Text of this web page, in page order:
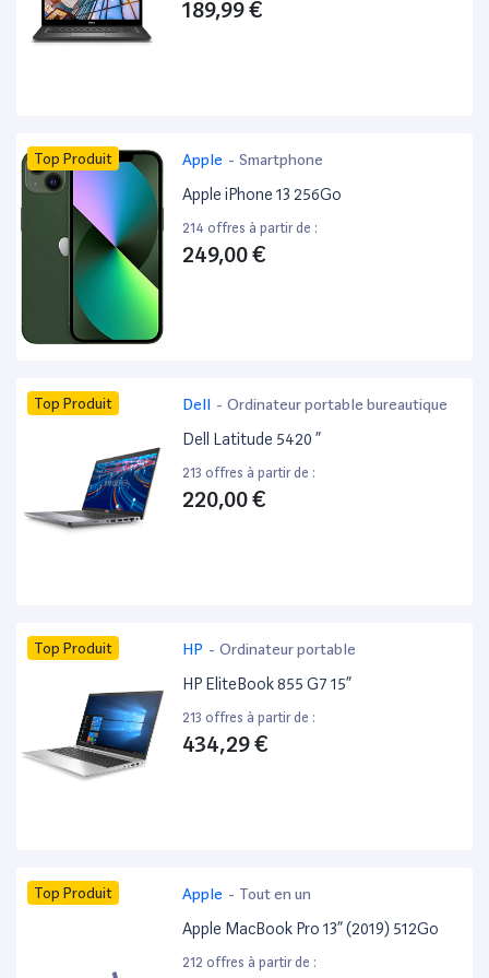
189,99 €
Top Produit Apple - Smartphone
Apple iPhone 13 256Go
214 offres à partir de :
249,00 €
Top Produit Dell - Ordinateur portable bureautique
Dell Latitude 5420 ”
213 offres à partir de :
220,00 €
Top Produit HP - Ordinateur portable
HP EliteBook 855 G7 15”
213 offres à partir de :
434,29 €
Top Produit Apple - Tout en un
Apple MacBook Pro 13” (2019) 512Go
212 offres à partir de :